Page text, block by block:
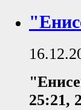
25:21,